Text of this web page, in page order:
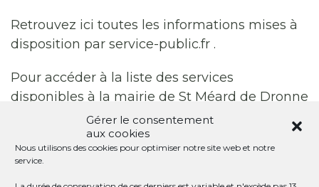
Gérer le consentement
aux cookies
Nous utilisons des cookies pour optimiser notre site web et notre
service.
Retrouvez ici toutes les informations mises à
disposition par service-public.fr .
Pour accéder à la liste des services
disponibles à la mairie de St Méard de Dronne
Les services en mairie
Accès direct au site de laPréfecture de la
Dordogne